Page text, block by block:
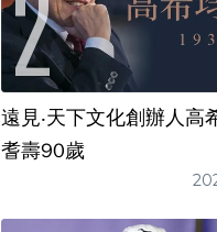
遠見‧天下文化創辦人高
耆壽90歲